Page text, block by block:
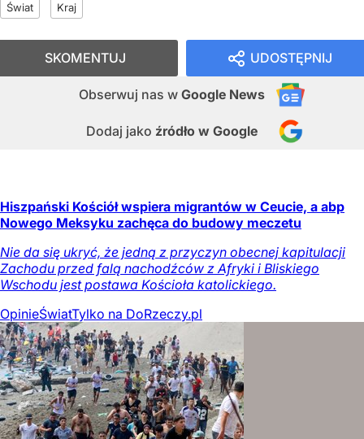
Świat Kraj
UDOSTĘPNIJ
Obserwuj nas w Google News
Dodaj jako źródło w Google
SKOMENTUJ
Hiszpański Kościół wspiera migrantów w Ceucie, a abp
Nowego Meksyku zachęca do budowy meczetu
Nie da się ukryć, że jedną z przyczyn obecnej kapitulacji
Zachodu przed falą nachodźców z Afryki i Bliskiego
Wschodu jest postawa Kościoła katolickiego.
OpinieŚwiatTylko na DoRzeczy.pl